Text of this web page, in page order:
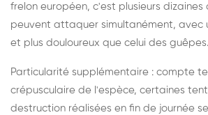
frelon européen, c'est plusieurs dizaines
peuvent attaquer simultanément, avec
et plus douloureux que celui des guêpes.
Particularité supplémentaire : compte
crépusculaire de l'espèce, certaines
destruction réalisées en fin de journée